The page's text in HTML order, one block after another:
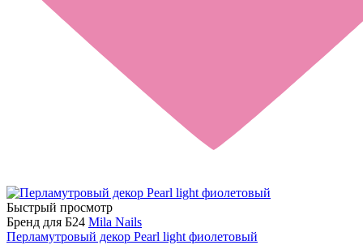
Быстрый просмотр
Бренд для Б24 Mila Nails
Перламутровый декор Pearl light фиолетовый